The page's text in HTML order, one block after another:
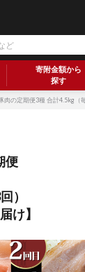
寄附金額から
探す
肉の定期便3種 合計4.5kg（
便
）
け】